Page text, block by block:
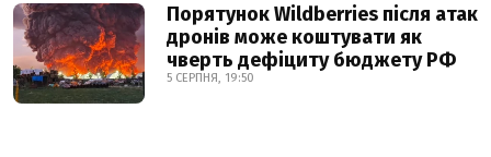
Порятунок Wildberries після атак
дронів може коштувати як
чверть дефіциту бюджету РФ
5 СЕРПНЯ, 19:50